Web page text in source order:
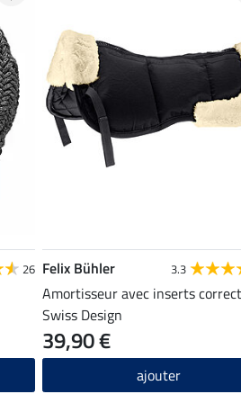
26 Felix Bühler 3.3
Amortisseur avec inserts
Swiss Design
39,90 €
ajouter